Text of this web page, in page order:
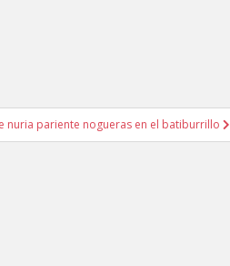
nuria pariente nogueras en el batiburrillo